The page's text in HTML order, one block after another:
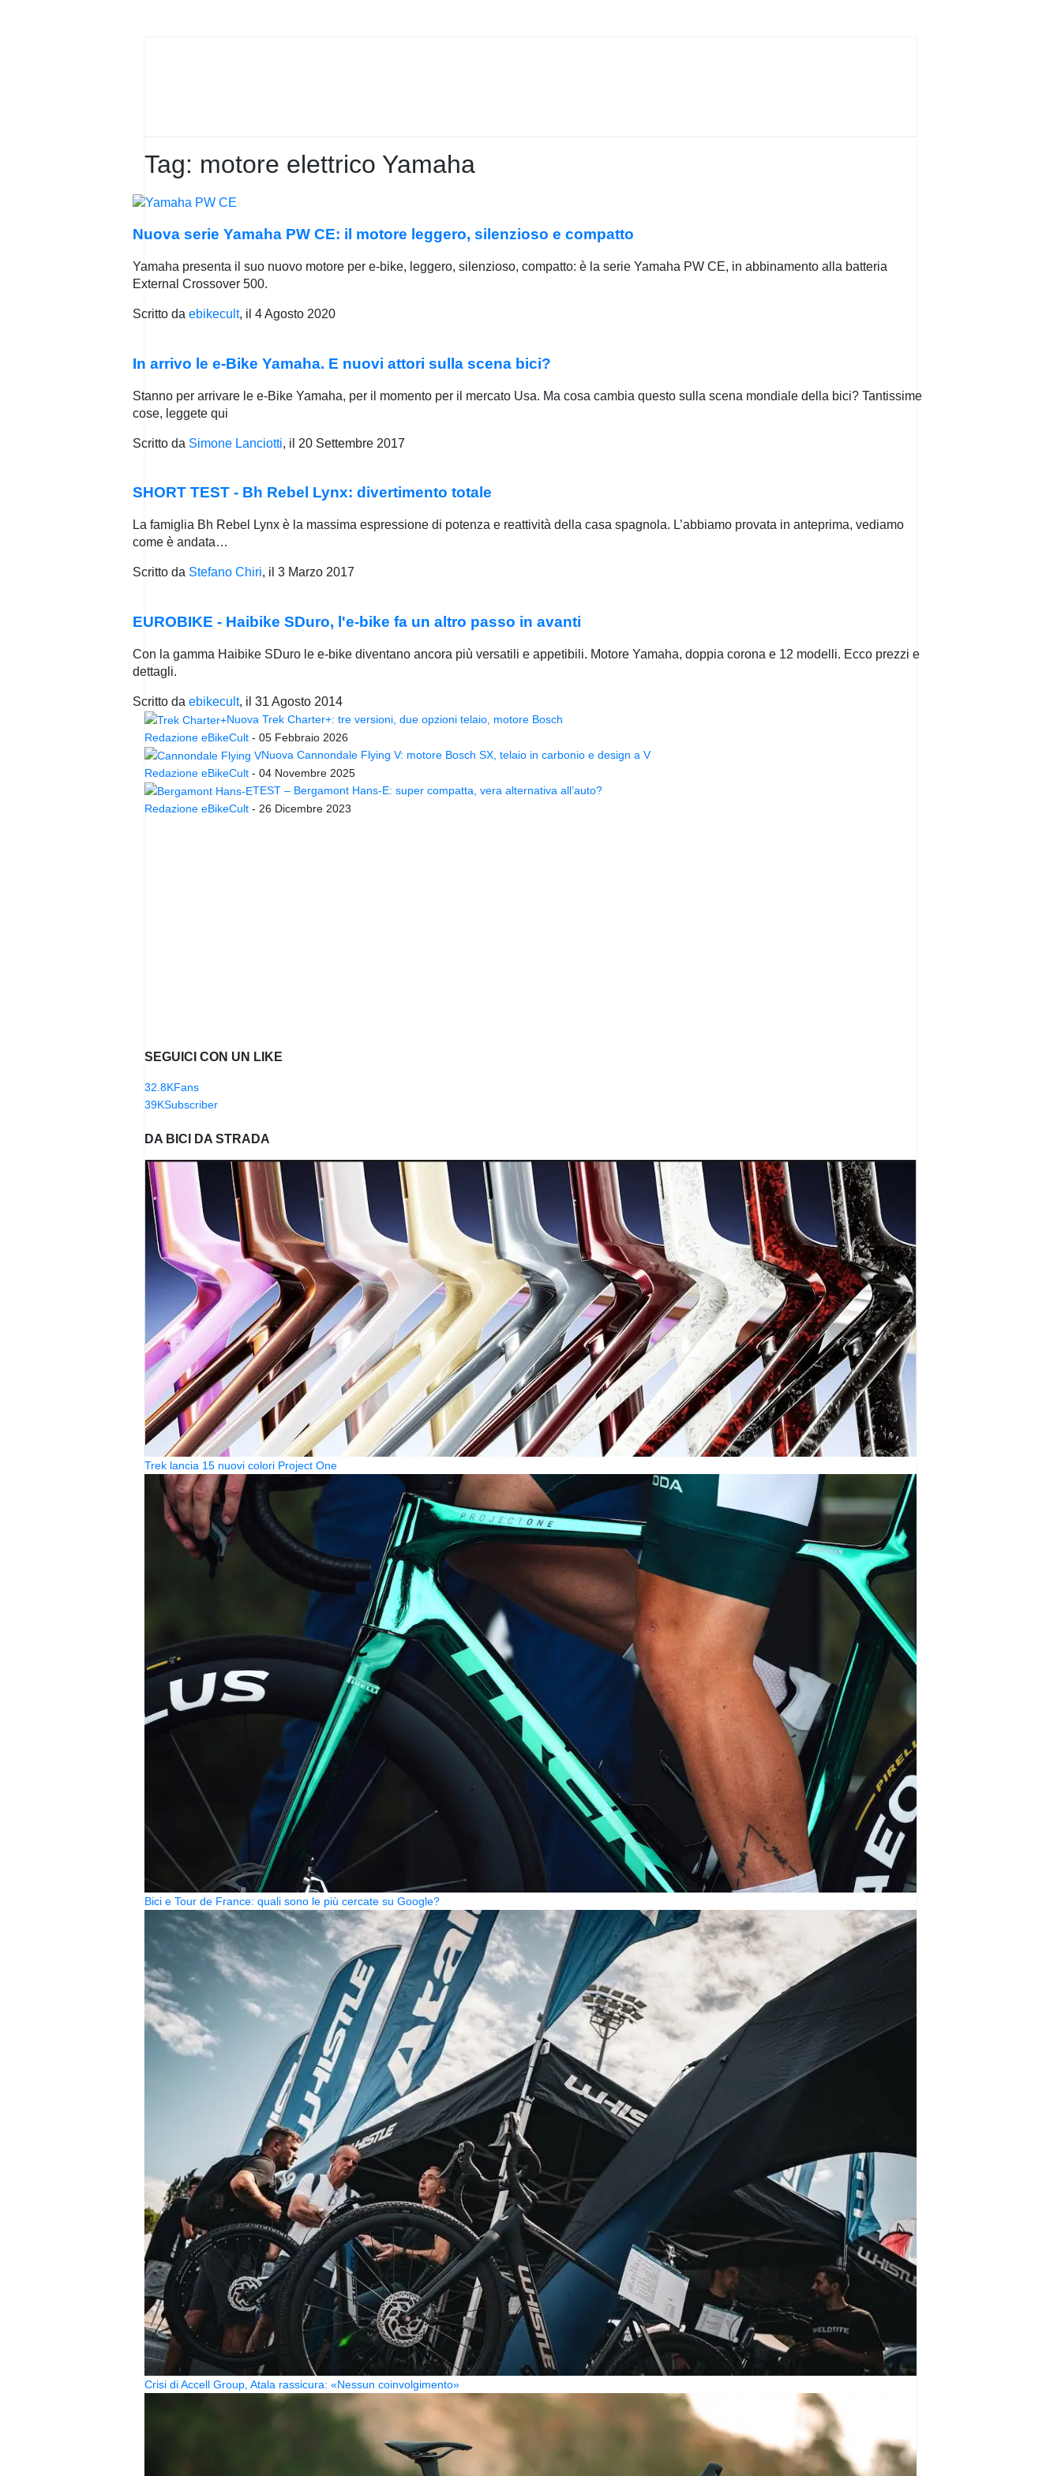
Tag: motore elettrico Yamaha
Nuova serie Yamaha PW CE: il motore leggero, silenzioso e compatto
Yamaha presenta il suo nuovo motore per e-bike, leggero, silenzioso, compatto: è la serie Yamaha PW CE, in abbinamento alla batteria
External Crossover 500.
Scritto da ebikecult, il 4 Agosto 2020
In arrivo le e-Bike Yamaha. E nuovi attori sulla scena bici?
Stanno per arrivare le e-Bike Yamaha, per il momento per il mercato Usa. Ma cosa cambia questo sulla scena mondiale della bici? Tantissime
cose, leggete qui
Scritto da Simone Lanciotti, il 20 Settembre 2017
SHORT TEST - Bh Rebel Lynx: divertimento totale
La famiglia Bh Rebel Lynx è la massima espressione di potenza e reattività della casa spagnola. L’abbiamo provata in anteprima, vediamo
come è andata…
Scritto da Stefano Chiri, il 3 Marzo 2017
EUROBIKE - Haibike SDuro, l'e-bike fa un altro passo in avanti
Con la gamma Haibike SDuro le e-bike diventano ancora più versatili e appetibili. Motore Yamaha, doppia corona e 12 modelli. Ecco prezzi e
dettagli.
Scritto da ebikecult, il 31 Agosto 2014
Nuova Trek Charter+: tre versioni, due opzioni telaio, motore Bosch
Redazione eBikeCult - 05 Febbraio 2026
Nuova Cannondale Flying V: motore Bosch SX, telaio in carbonio e design a V
Redazione eBikeCult - 04 Novembre 2025
TEST – Bergamont Hans-E: super compatta, vera alternativa all’auto?
Redazione eBikeCult - 26 Dicembre 2023
SEGUICI CON UN LIKE
32.8KFans
39KSubscriber
DA BICI DA STRADA
Trek lancia 15 nuovi colori Project One
Bici e Tour de France: quali sono le più cercate su Google?
Crisi di Accell Group, Atala rassicura: «Nessun coinvolgimento»